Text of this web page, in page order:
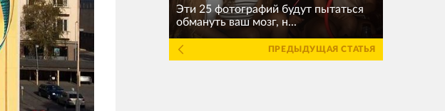
Эти 25 фотографий будут пытаться
обмануть ваш мозг, н...
ПРЕДЫДУЩАЯ СТАТЬЯ